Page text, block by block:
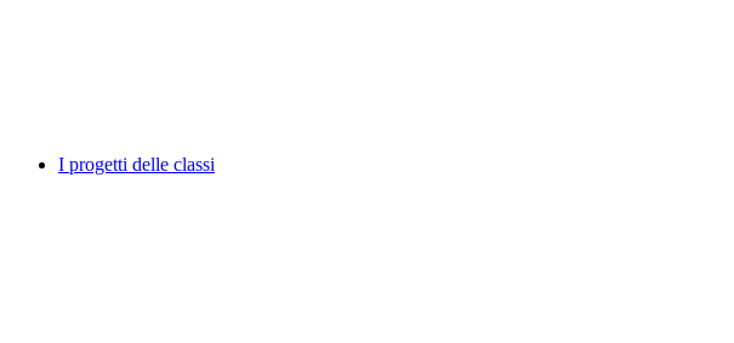
I progetti delle classi